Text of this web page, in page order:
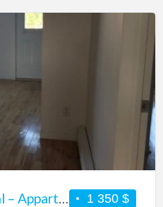
1 350 $
Rosemont – Montréal – Appartement 4 1/2 rénové à louer avec grande terrasse